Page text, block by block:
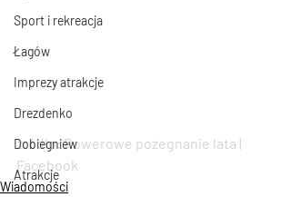
Sport i rekreacja
Łagów
Imprezy atrakcje
Drezdenko
Dobiegniew
Atrakcje
źródło: Rowerowe pożegnanie lata |
Facebook
Wiadomości